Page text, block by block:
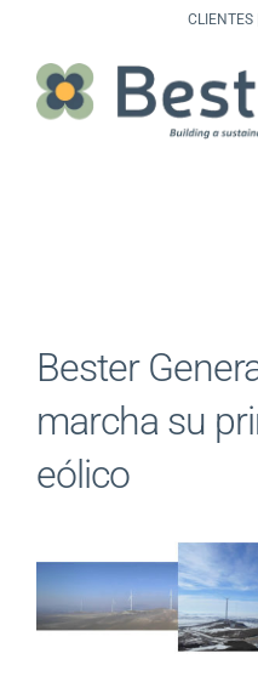
contenido
CLIENTES
Bester
marcha su
eólico
imagen
más
grande